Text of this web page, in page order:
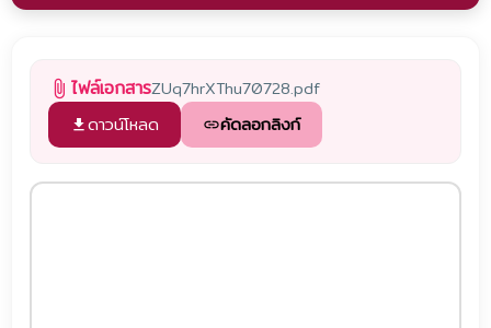
attach_file ไฟล์เอกสารZUq7hrXThu70728.pdf
file_downloadดาวน์โหลด linkคัดลอกลิงก์